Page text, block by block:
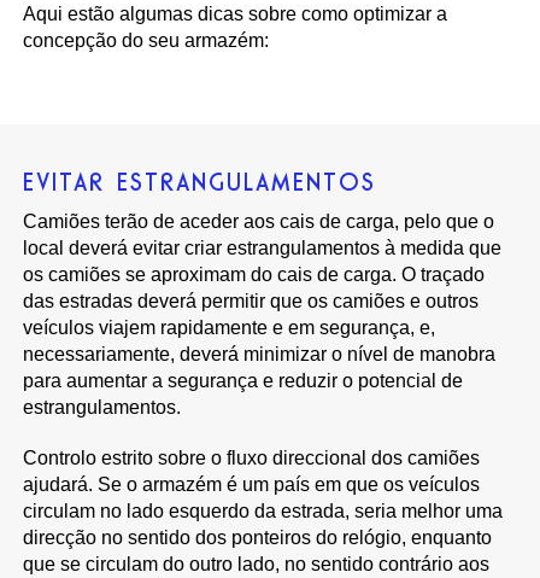
Aqui estão algumas dicas sobre como optimizar a
concepção do seu armazém:
EVITAR ESTRANGULAMENTOS
Camiões terão de aceder aos cais de carga, pelo que o
local deverá evitar criar estrangulamentos à medida que
os camiões se aproximam do cais de carga. O traçado
das estradas deverá permitir que os camiões e outros
veículos viajem rapidamente e em segurança, e,
necessariamente, deverá minimizar o nível de manobra
para aumentar a segurança e reduzir o potencial de
estrangulamentos.
Controlo estrito sobre o fluxo direccional dos camiões
ajudará. Se o armazém é um país em que os veículos
circulam no lado esquerdo da estrada, seria melhor uma
direcção no sentido dos ponteiros do relógio, enquanto
que se circulam do outro lado, no sentido contrário aos